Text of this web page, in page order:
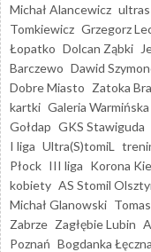
Michał Alancewicz ultras
Tomkiewicz Grzegorz
Łopatko Dolcan Ząbki
Barczewo Dawid
Dobre Miasto Zatoka
kartki Galeria Warmińska
Gołdap GKS Stawiguda
I liga Ultra(S)tomiL
Płock III liga Korona
kobiety AS Stomil
Michał Glanowski
Zabrze Zagłębie Lubin
Poznań Bogdanka Łęczna